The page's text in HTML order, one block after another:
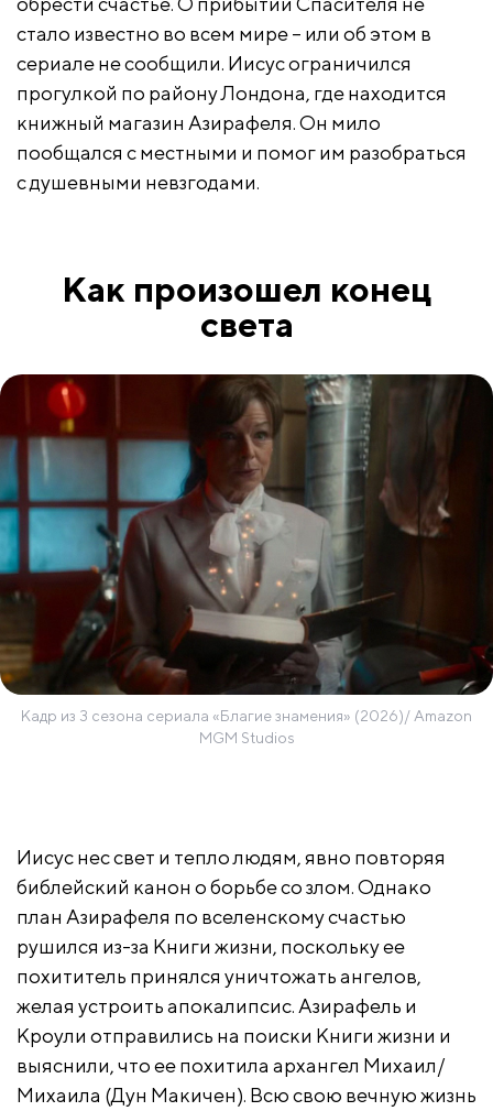
стало известно во всем мире – или об этом в
сериале не сообщили. Иисус ограничился
прогулкой по району Лондона, где находится
книжный магазин Азирафеля. Он мило
пообщался с местными и помог им разобраться
с душевными невзгодами.
Как произошел конец
света
Кадр из 3 сезона сериала «Благие знамения» (2026)/ Amazon
MGM Studios
Иисус нес свет и тепло людям, явно повторяя
библейский канон о борьбе со злом. Однако
план Азирафеля по вселенскому счастью
рушился из-за Книги жизни, поскольку ее
похититель принялся уничтожать ангелов,
желая устроить апокалипсис. Азирафель и
Кроули отправились на поиски Книги жизни и
выяснили, что ее похитила архангел Михаил/
Михаила (Дун Макичен). Всю свою вечную жизнь